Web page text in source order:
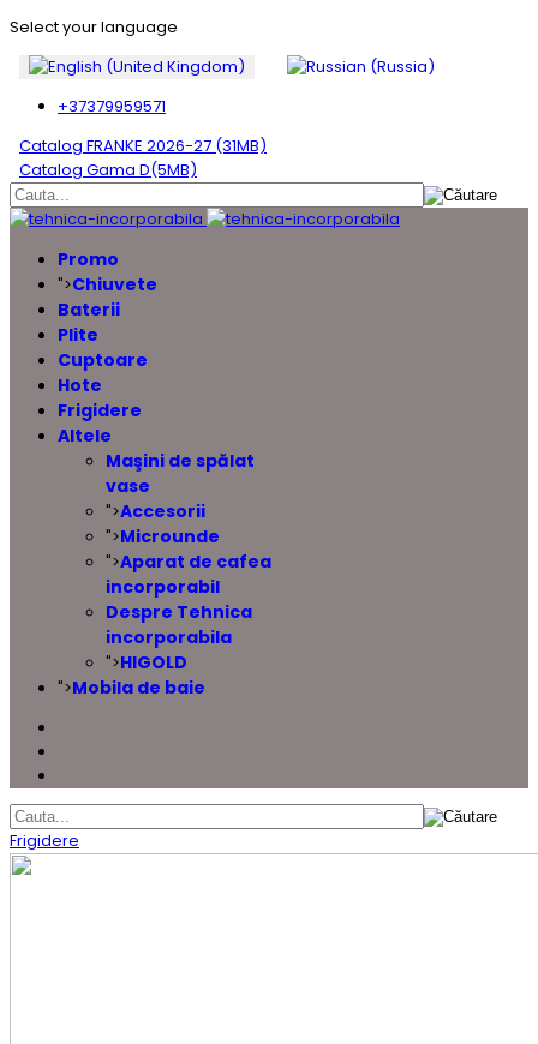
Select your language
+37379959571
Catalog FRANKE 2026-27 (31MB)
Catalog Gama D(5MB)
Promo
">Chiuvete
Baterii
Plite
Cuptoare
Hote
Frigidere
Altele
Maşini de spălat
vase
">Accesorii
">Microunde
">Aparat de cafea
incorporabil
Despre Tehnica
incorporabila
">HIGOLD
">Mobila de baie
Frigidere